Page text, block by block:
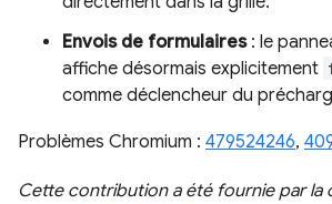
Envois de formulaires: le
affiche désormais explicitement
comme déclencheur du
Problèmes Chromium : 479524246,
Cette contribution a été fournie par la